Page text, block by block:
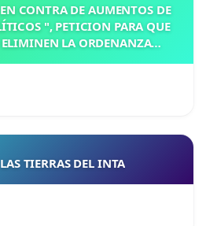
CONTRA DE AUMENTOS DE
", PETICION PARA QUE
LA ORDENANZA
TIERRAS DEL INTA